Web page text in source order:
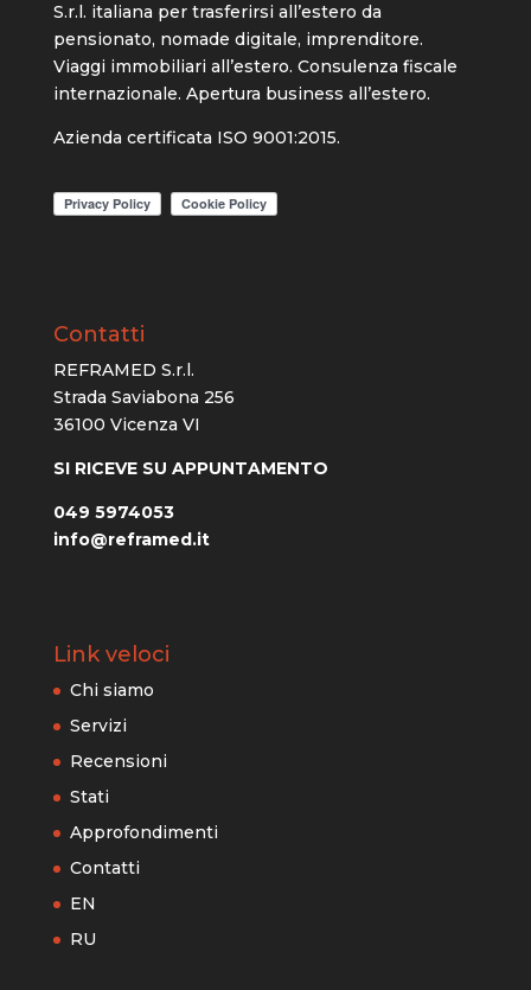
S.r.l. italiana per trasferirsi all’estero da
pensionato, nomade digitale, imprenditore.
Viaggi immobiliari all’estero. Consulenza fiscale
internazionale. Apertura business all’estero.
Azienda certificata ISO 9001:2015.
Contatti
REFRAMED S.r.l.
Strada Saviabona 256
36100 Vicenza VI
SI RICEVE SU APPUNTAMENTO
049 5974053
info@reframed.it
Link veloci
Chi siamo
Servizi
Recensioni
Stati
Approfondimenti
Contatti
EN
RU